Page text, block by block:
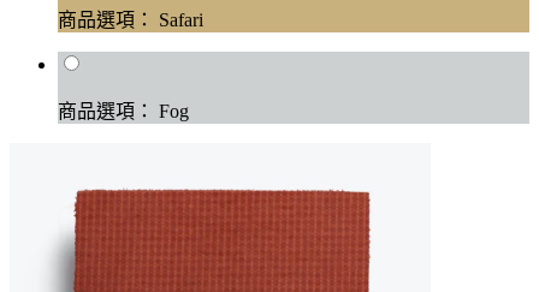
商品選項： Safari
商品選項： Fog